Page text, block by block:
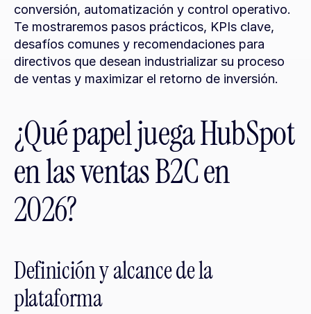
conversión, automatización y control operativo.
Te mostraremos pasos prácticos, KPIs clave,
desafíos comunes y recomendaciones para
directivos que desean industrializar su proceso
de ventas y maximizar el retorno de inversión.
¿Qué papel juega HubSpot
en las ventas B2C en
2026?
Definición y alcance de la
plataforma